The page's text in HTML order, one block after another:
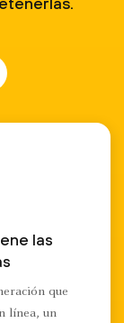
las
que
línea, un